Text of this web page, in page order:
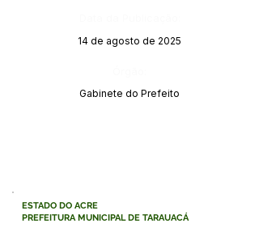
14 de agosto de 2025
Gabinete do Prefeito
ESTADO DO ACRE
PREFEITURA MUNICIPAL DE TARAUACÁ